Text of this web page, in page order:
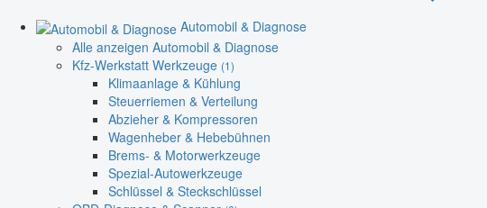
Automobil & Diagnose
Alle anzeigen Automobil & Diagnose
Kfz-Werkstatt Werkzeuge (1)
Klimaanlage & Kühlung
Steuerriemen & Verteilung
Abzieher & Kompressoren
Wagenheber & Hebebühnen
Brems- & Motorwerkzeuge
Spezial-Autowerkzeuge
Schlüssel & Steckschlüssel